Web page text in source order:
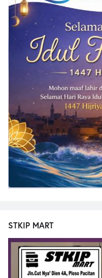
STKIP MART